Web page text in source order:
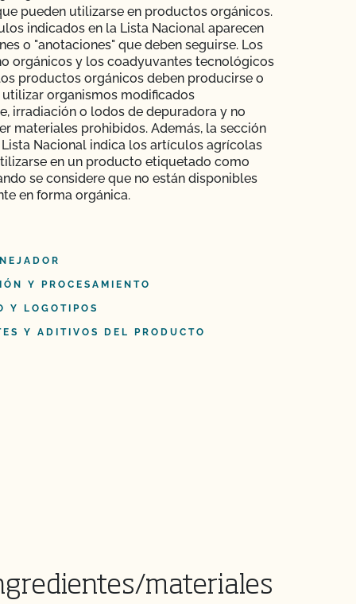
pueden utilizarse en productos orgánicos.
indicados en la Lista Nacional aparecen
o "anotaciones" que deben seguirse. Los
orgánicos y los coadyuvantes tecnológicos
productos orgánicos deben producirse o
utilizar organismos modificados
irradiación o lodos de depuradora y no
materiales prohibidos. Además, la sección
Nacional indica los artículos agrícolas
en un producto etiquetado como
se considere que no están disponibles
en forma orgánica.
Y PROCESAMIENTO
Y LOGOTIPOS
Y ADITIVOS DEL PRODUCTO
materiales